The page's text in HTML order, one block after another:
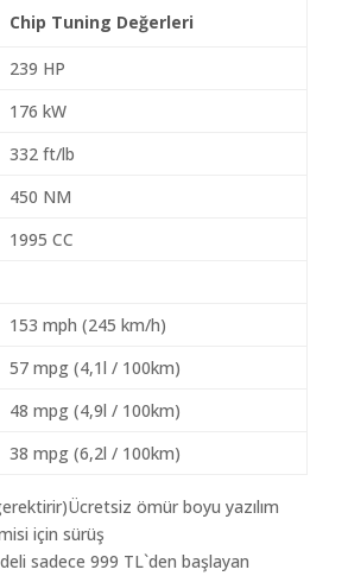
Chip Tuning Değerleri
239 HP
176 kW
332 ft/lb
450 NM
1995 CC
153 mph (245 km/h)
57 mpg (4,1l / 100km)
48 mpg (4,9l / 100km)
38 mpg (6,2l / 100km)
ömür boyu yazılım
için sürüş
sadece 999 TL`den başlayan